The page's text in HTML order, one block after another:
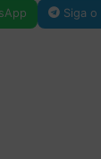
Siga o